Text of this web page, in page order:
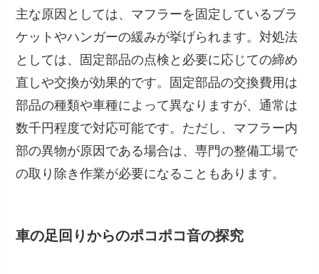
主な原因としては、マフラーを固定しているブラ
ケットやハンガーの緩みが挙げられます。対処法
としては、固定部品の点検と必要に応じての締め
直しや交換が効果的です。固定部品の交換費用は
部品の種類や車種によって異なりますが、通常は
数千円程度で対応可能です。ただし、マフラー内
部の異物が原因である場合は、専門の整備工場で
の取り除き作業が必要になることもあります。
車の足回りからのポコポコ音の探究